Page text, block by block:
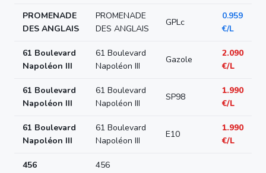
PROMENADE
DES ANGLAIS
PROMENADE
DES ANGLAIS
GPLc
0.959
€/L
61 Boulevard
Napoléon III
61 Boulevard
Napoléon III
Gazole
2.090
€/L
61 Boulevard
Napoléon III
61 Boulevard
Napoléon III
SP98
1.990
€/L
61 Boulevard
Napoléon III
61 Boulevard
Napoléon III
E10
1.990
€/L
456
456